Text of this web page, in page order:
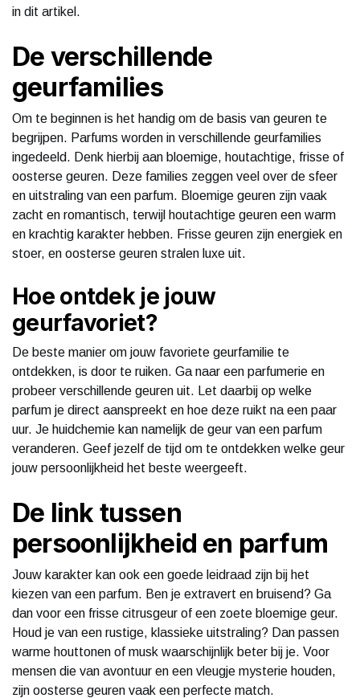
in dit artikel.
De verschillende
geurfamilies
Om te beginnen is het handig om de basis van geuren te
begrijpen. Parfums worden in verschillende geurfamilies
ingedeeld. Denk hierbij aan bloemige, houtachtige, frisse of
oosterse geuren. Deze families zeggen veel over de sfeer
en uitstraling van een parfum. Bloemige geuren zijn vaak
zacht en romantisch, terwijl houtachtige geuren een warm
en krachtig karakter hebben. Frisse geuren zijn energiek en
stoer, en oosterse geuren stralen luxe uit.
Hoe ontdek je jouw
geurfavoriet?
De beste manier om jouw favoriete geurfamilie te
ontdekken, is door te ruiken. Ga naar een parfumerie en
probeer verschillende geuren uit. Let daarbij op welke
parfum je direct aanspreekt en hoe deze ruikt na een paar
uur. Je huidchemie kan namelijk de geur van een parfum
veranderen. Geef jezelf de tijd om te ontdekken welke geur
jouw persoonlijkheid het beste weergeeft.
De link tussen
persoonlijkheid en parfum
Jouw karakter kan ook een goede leidraad zijn bij het
kiezen van een parfum. Ben je extravert en bruisend? Ga
dan voor een frisse citrusgeur of een zoete bloemige geur.
Houd je van een rustige, klassieke uitstraling? Dan passen
warme houttonen of musk waarschijnlijk beter bij je. Voor
mensen die van avontuur en een vleugje mysterie houden,
zijn oosterse geuren vaak een perfecte match.